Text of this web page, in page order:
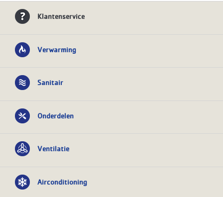
Klantenservice
Verwarming
Sanitair
Onderdelen
Ventilatie
Airconditioning